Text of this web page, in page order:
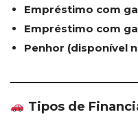
Empréstimo com
Empréstimo com
Penhor (disponível
Tipos de